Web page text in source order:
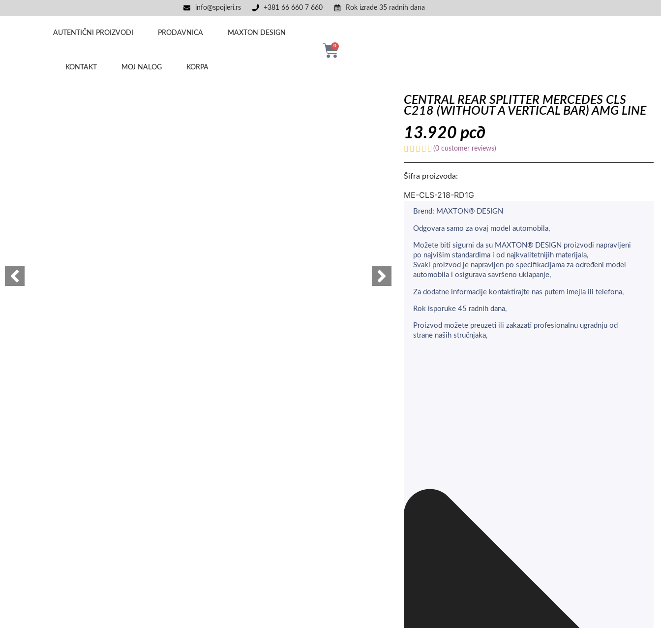
info@spojleri.rs +381 66 660 7 660 Rok izrade 35 radnih dana
AUTENTIČNI PROIZVODI PRODAVNICA MAXTON DESIGN
KONTAKT MOJ NALOG KORPA
0
CENTRAL REAR SPLITTER MERCEDES CLS
C218 (WITHOUT A VERTICAL BAR) AMG LINE
13.920рсд
(0 customer reviews)
Šifra proizvoda:
ME-CLS-218-RD1G
Brend: MAXTON® DESIGN
Odgovara samo za ovaj model automobila,
Možete biti sigurni da su MAXTON® DESIGN proizvodi napravljeni
po najvišim standardima i od najkvalitetnijih materijala,
Svaki proizvod je napravljen po specifikacijama za određeni model
automobila i osigurava savršeno uklapanje,
Za dodatne informacije kontaktirajte nas putem imejla ili telefona,
Rok isporuke 45 radnih dana,
Proizvod možete preuzeti ili zakazati profesionalnu ugradnju od
strane naših stručnjaka,